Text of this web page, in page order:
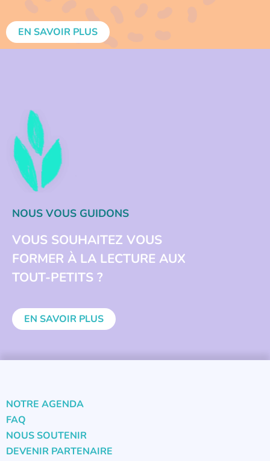
EN SAVOIR PLUS
NOUS VOUS GUIDONS
VOUS SOUHAITEZ VOUS
FORMER À LA LECTURE AUX
TOUT-PETITS ?
EN SAVOIR PLUS
NOTRE AGENDA
FAQ
NOUS SOUTENIR
DEVENIR PARTENAIRE